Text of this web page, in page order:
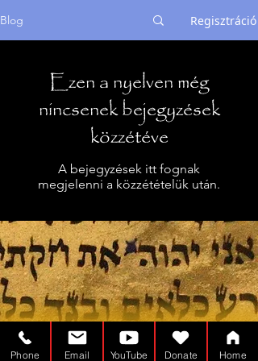
Blog Regisztráció
Ezen a nyelven még
nincsenek bejegyzések
közzétéve
A bejegyzések itt fognak
megjelenni a közzétételük után.
Phone Email YouTube Donate Home